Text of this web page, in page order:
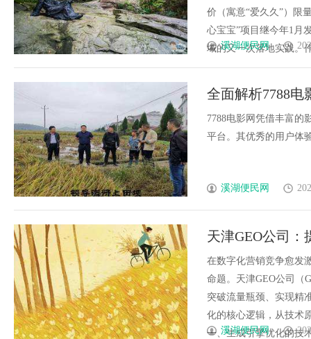
价（寓意“爱久久”）限
心宝宝”项目继今年1月
域的又一次落地实践。
溪湖便民网
全面解析7788
7788电影网凭借丰富的
平台。其优秀的用户体
溪湖便民网
天津GEO公司：
在数字化营销竞争愈发
命题。天津GEO公司（
突破流量瓶颈、实现精
化的核心逻辑，从技术
一、生成引擎优化的技
溪湖便民网